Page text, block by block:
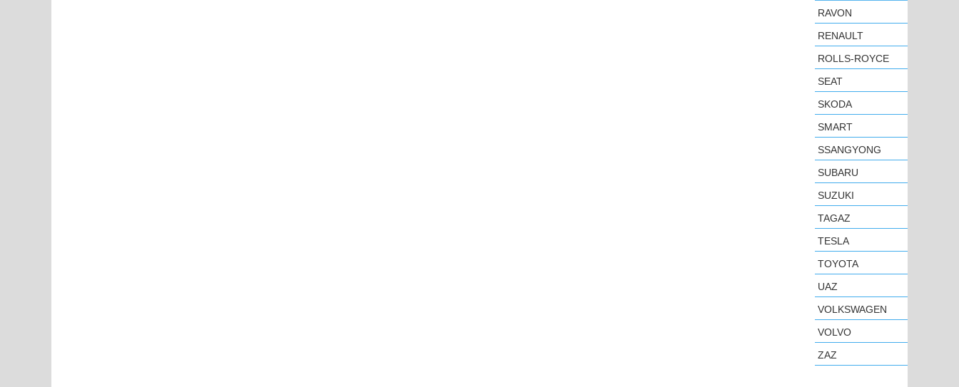
RAVON
RENAULT
ROLLS-ROYCE
SEAT
SKODA
SMART
SSANGYONG
SUBARU
SUZUKI
TAGAZ
TESLA
TOYOTA
UAZ
VOLKSWAGEN
VOLVO
ZAZ